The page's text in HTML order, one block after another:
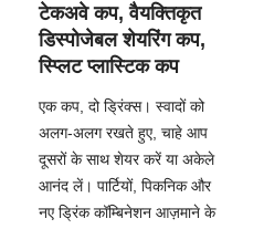
टेकअवे कप, वैयक्तिकृत
डिस्पोजेबल शेयरिंग कप,
स्प्लिट प्लास्टिक कप
एक कप, दो ड्रिंक्स। स्वादों को
अलग-अलग रखते हुए, चाहे आप
दूसरों के साथ शेयर करें या अकेले
आनंद लें। पार्टियों, पिकनिक और
नए ड्रिंक कॉम्बिनेशन आज़माने के